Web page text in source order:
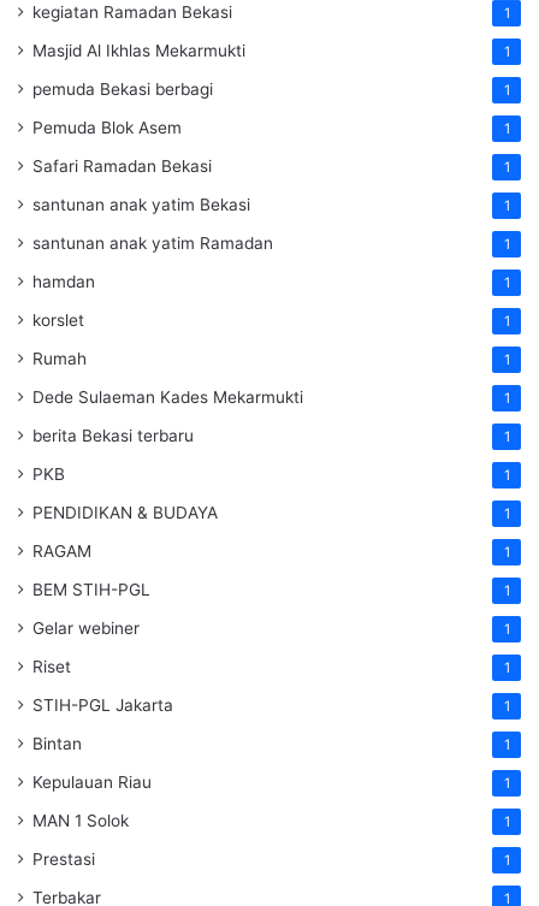
kegiatan Ramadan Bekasi 1
Masjid Al Ikhlas Mekarmukti 1
pemuda Bekasi berbagi 1
Pemuda Blok Asem 1
Safari Ramadan Bekasi 1
santunan anak yatim Bekasi 1
santunan anak yatim Ramadan 1
hamdan 1
korslet 1
Rumah 1
Dede Sulaeman Kades Mekarmukti 1
berita Bekasi terbaru 1
PKB 1
PENDIDIKAN & BUDAYA 1
RAGAM 1
BEM STIH-PGL 1
Gelar webiner 1
Riset 1
STIH-PGL Jakarta 1
Bintan 1
Kepulauan Riau 1
MAN 1 Solok 1
Prestasi 1
Terbakar 1